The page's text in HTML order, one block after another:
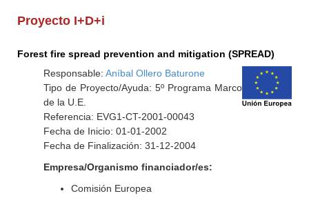
Proyecto I+D+i
Forest fire spread prevention and mitigation (SPREAD)
Responsable: Aníbal Ollero Baturone
Tipo de Proyecto/Ayuda: 5º Programa Marco
de la U.E.
Referencia: EVG1-CT-2001-00043
Fecha de Inicio: 01-01-2002
Fecha de Finalización: 31-12-2004
Empresa/Organismo financiador/es:
Comisión Europea